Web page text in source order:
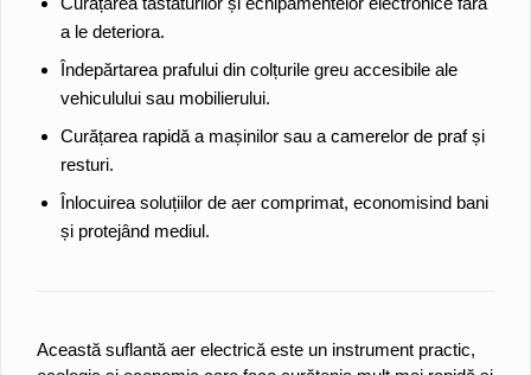
a le deteriora.
Îndepărtarea prafului din colțurile greu accesibile ale
vehiculului sau mobilierului.
Curățarea rapidă a mașinilor sau a camerelor de praf și
resturi.
Înlocuirea soluțiilor de aer comprimat, economisind bani
și protejând mediul.
Această suflantă aer electrică este un instrument practic,